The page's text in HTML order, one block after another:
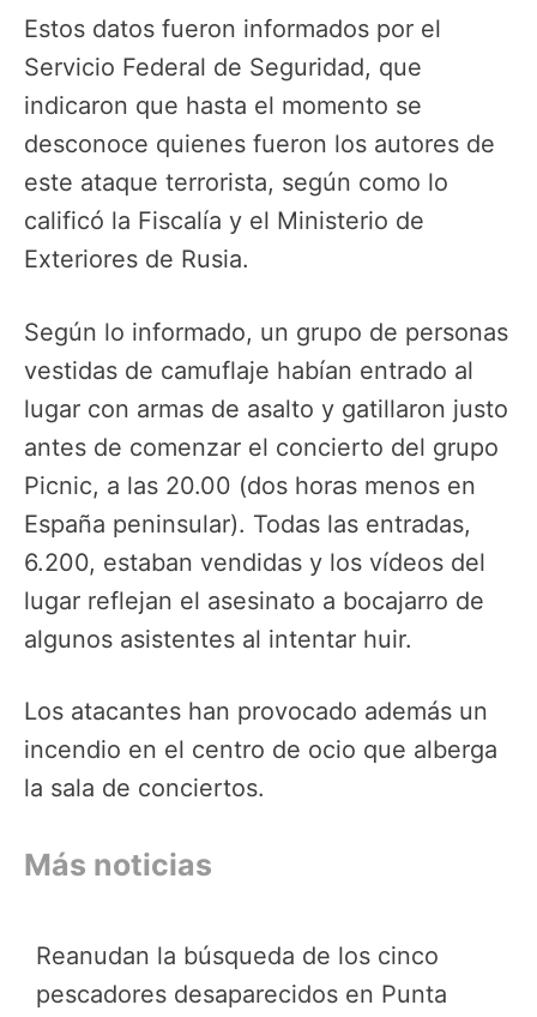
Estos datos fueron informados por el
Servicio Federal de Seguridad, que
indicaron que hasta el momento se
desconoce quienes fueron los autores de
este ataque terrorista, según como lo
calificó la Fiscalía y el Ministerio de
Exteriores de Rusia.
Según lo informado, un grupo de personas
vestidas de camuflaje habían entrado al
lugar con armas de asalto y gatillaron justo
antes de comenzar el concierto del grupo
Picnic, a las 20.00 (dos horas menos en
España peninsular). Todas las entradas,
6.200, estaban vendidas y los vídeos del
lugar reflejan el asesinato a bocajarro de
algunos asistentes al intentar huir.
Los atacantes han provocado además un
incendio en el centro de ocio que alberga
la sala de conciertos.
Más noticias
Reanudan la búsqueda de los cinco
pescadores desaparecidos en Punta